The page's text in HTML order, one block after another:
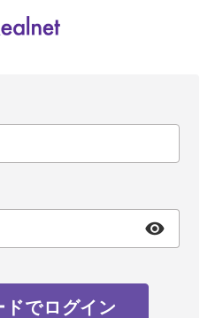
ドでログイン